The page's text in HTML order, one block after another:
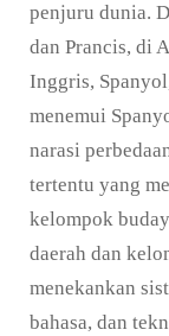
penjuru dunia.
dan Prancis, di
Inggris,
menemui
narasi
tertentu yang
kelompok
daerah dan
menekankan
bahasa, dan